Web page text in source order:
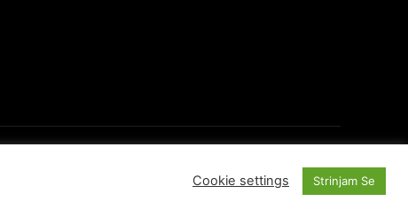
O Portalu Kontakti
Cookie settings Strinjam Se